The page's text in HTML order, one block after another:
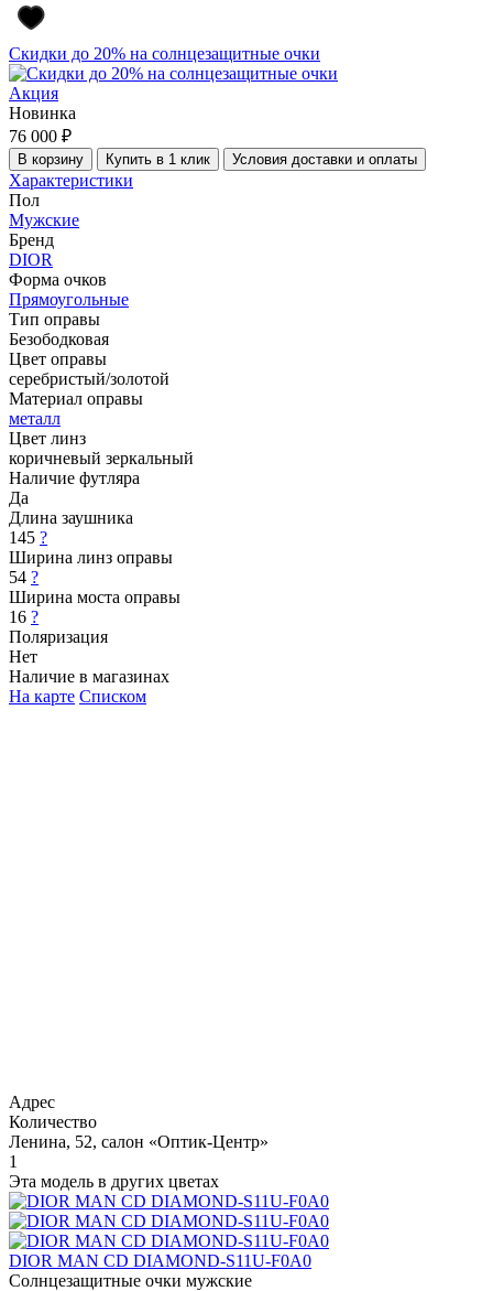
Скидки до 20% на солнцезащитные очки
Акция
Новинка
76 000 ₽
В корзину Купить в 1 клик Условия доставки и оплаты
Характеристики
Пол
Мужские
Бренд
DIOR
Форма очков
Прямоугольные
Тип оправы
Безободковая
Цвет оправы
серебристый/золотой
Материал оправы
металл
Цвет линз
коричневый зеркальный
Наличие футляра
Да
Длина заушника
145 ?
Ширина линз оправы
54 ?
Ширина моста оправы
16 ?
Поляризация
Нет
Наличие в магазинах
На карте Списком
Адрес
Количество
Ленина, 52, салон «Оптик-Центр»
1
Эта модель в других цветах
DIOR MAN CD DIAMOND-S11U-F0A0
Солнцезащитные очки мужские